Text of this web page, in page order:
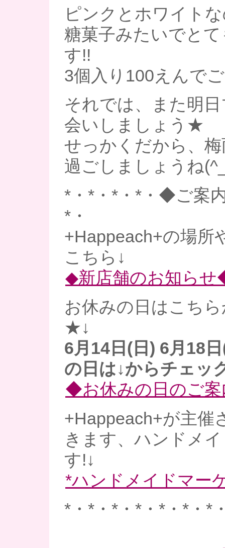
ピンクとホワイト
糖菓子みたいでと
す!!
3個入り100えんで
それでは、また明
会いしましょう★
せっかくだから、
過ごしましょうね
*・*・*・*・◆ご案
*・
+Happeach+の場所
こちら↓
◆新店舗のお知ら
お休みの日はこち
★↓
6月14日(日) 6月18
の日は↓からチェッ
◆お休みの日のご
+Happeach+が主催
きます、ハンドメ
す!↓
*ハンドメイドマー
*・*・*・*・*・*・*